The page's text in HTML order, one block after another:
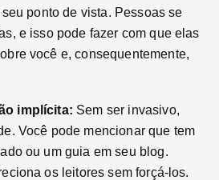
ponto de vista. Pessoas se
e isso pode fazer com que elas
você e, consequentemente,
implícita: Sem ser invasivo,
Você pode mencionar que tem
ou um guia em seu blog.
os leitores sem forçá-los.